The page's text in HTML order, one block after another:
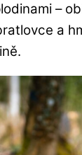
–
a